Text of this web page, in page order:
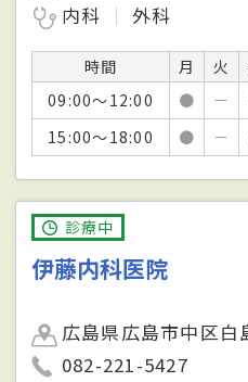
内科
外科
時間 月 火
09:00～12:00
● －
15:00～18:00
● －
診療中
伊藤内科医院
広島県広島市中区白
082-221-5427